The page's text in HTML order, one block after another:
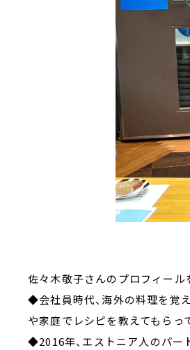
佐々木敬子さんのプロフィール
◆会社員時代、海外の料理を覚
や家庭でレシピを教えてもらっ
◆2016年、エストニア人のパー